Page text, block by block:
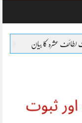
التشوف الی حقائق